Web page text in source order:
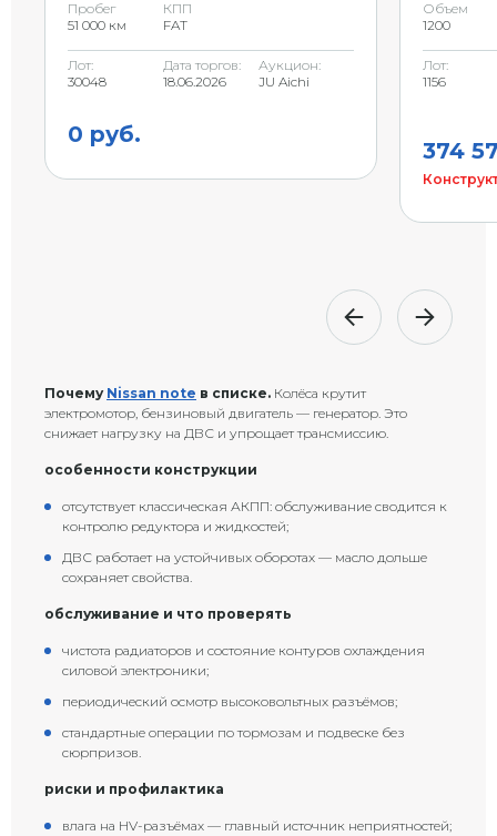
Пробег
51 000 км
КПП
FAT
Лот:
30048
Дата торгов:
18.06.2026
Аукцион:
JU Aichi
0 руб.
Объем
1200
Лот:
1156
374
Почему Nissan note в списке. Колёса крутит
электромотор, бензиновый двигатель — генератор. Это
снижает нагрузку на ДВС и упрощает трансмиссию.
особенности конструкции
отсутствует классическая АКПП: обслуживание сводится к
контролю редуктора и жидкостей;
ДВС работает на устойчивых оборотах — масло дольше
сохраняет свойства.
обслуживание и что проверять
чистота радиаторов и состояние контуров охлаждения
силовой электроники;
периодический осмотр высоковольтных разъёмов;
стандартные операции по тормозам и подвеске без
сюрпризов.
риски и профилактика
влага на HV-разъёмах — главный источник неприятностей;